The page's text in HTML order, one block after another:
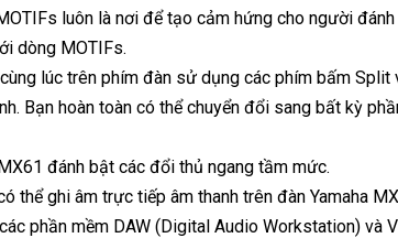
luôn là nơi để tạo cảm hứng cho người
dòng MOTIFs.
lúc trên phím đàn sử dụng các phím bấm Split
Bạn hoàn toàn có thể chuyển đổi sang bất kỳ
đánh bật các đổi thủ ngang tầm mức.
thể ghi âm trực tiếp âm thanh trên đàn Yamaha
phần mềm DAW (Digital Audio Workstation) và